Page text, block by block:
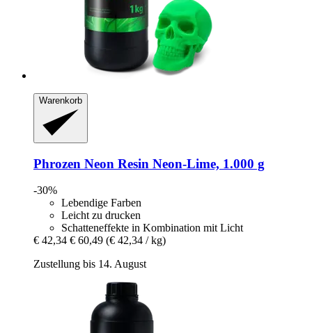
Warenkorb
Phrozen Neon Resin Neon-​Lime, 1.000 g
-30%
Lebendige Farben
Leicht zu drucken
Schatteneffekte in Kombination mit Licht
€ 42,34 € 60,49 (€ 42,34 / kg)
Zustellung bis 14. August